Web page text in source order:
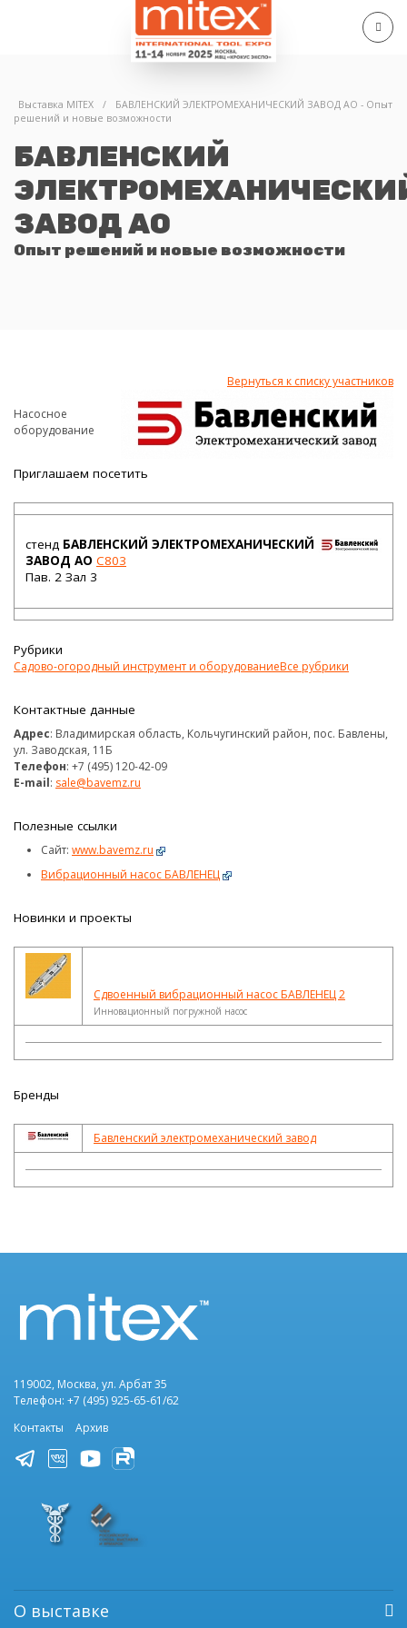
Выставка MITEX /
БАВЛЕНСКИЙ ЭЛЕКТРОМЕХАНИЧЕСКИЙ ЗАВОД АО - Опыт
решений и новые возможности
БАВЛЕНСКИЙ
ЗАВОД АО
Опыт решений и новые возможности
Вернуться к списку участников
Насосное
оборудование
Приглашаем посетить
стенд БАВЛЕНСКИЙ ЭЛЕКТРОМЕХАНИЧЕСКИЙ
ЗАВОД АО C803
Пав. 2 Зал 3
Рубрики
Садово-огородный инструмент и оборудованиеВсе рубрики
Контактные данные
Адрес: Владимирская область, Кольчугинский район, пос. Бавлены,
ул. Заводская, 11Б
Телефон: +7 (495) 120-42-09
E-mail: sale@bavemz.ru
Полезные ссылки
Сайт: www.bavemz.ru
Вибрационный насос БАВЛЕНЕЦ
Новинки и проекты
Сдвоенный вибрационный насос БАВЛЕНЕЦ 2
Инновационный погружной насос
Бренды
Бавленский электромеханический завод
119002, Москва, ул. Арбат 35
Телефон: +7 (495) 925-65-61/62
Контакты
Архив
О выставке